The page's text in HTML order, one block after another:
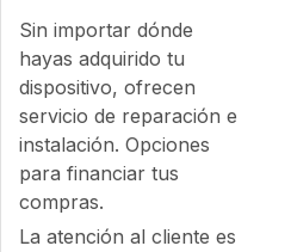
Sin importar dónde
hayas adquirido tu
dispositivo, ofrecen
servicio de reparación e
instalación. Opciones
para financiar tus
compras.
La atención al cliente es